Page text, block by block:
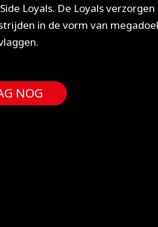
Loyals. De Loyals verzorgen
in de vorm van
NOG